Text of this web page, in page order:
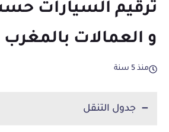
ترقيم السيارات
و العمالات بالمغرب
منذ 5 سنة
جدول التنقل